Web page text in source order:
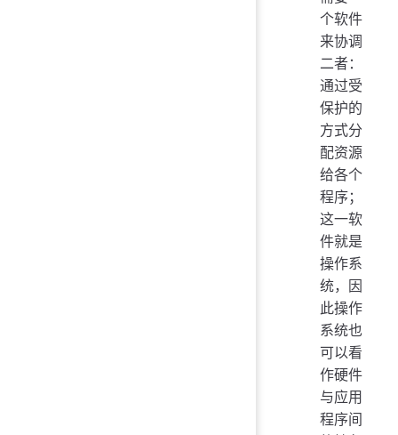
个软件
来协调
二者：
通过受
保护的
方式分
配资源
给各个
程序；
这一软
件就是
操作系
统，因
此操作
系统也
可以看
作硬件
与应用
程序间